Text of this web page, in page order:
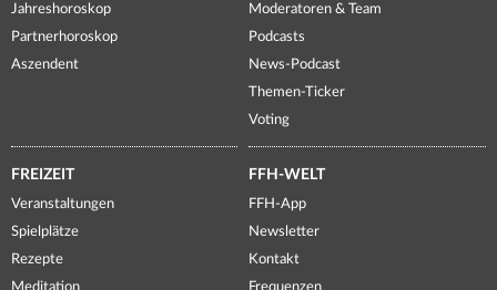
Jahreshoroskop
Partnerhoroskop
Aszendent
Moderatoren & Team
Podcasts
News-Podcast
Themen-Ticker
Voting
FREIZEIT
Veranstaltungen
Spielplätze
Rezepte
Meditation
FFH-WELT
FFH-App
Newsletter
Kontakt
Frequenzen